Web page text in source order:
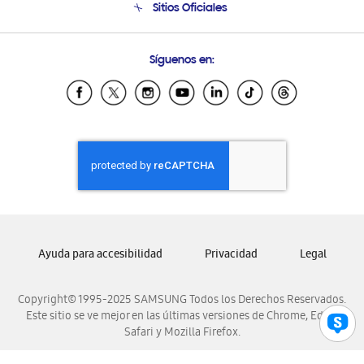
Condiciones de Compra
Soporte vía eMail
Sitios Oficiales
Samsung Ecuador
Samsung El Salvador
Samsung Honduras
Samsung Nicaragua
Samsung Panamá
Samsung Venezuela
Síguenos en:
Copyright© 1995-2025 SAMSUNG Todos los Derechos Reservados.
Este sitio se ve mejor en las últimas versiones de Chrome, Edge,
Safari y Mozilla Firefox.
Ayuda para accesibilidad Privacidad Legal